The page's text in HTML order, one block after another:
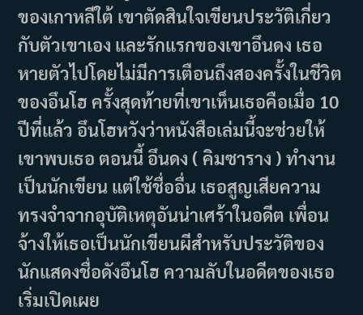
ของเกาหลีใต้ เขาตัดสินใจเขียนประวัติเกี่ยว
กับตัวเขาเอง และรักแรกของเขาอึนดง เธอ
หายตัวไปโดยไม่มีการเตือนถึงสองครั้งในชีวิต
ของอึนโฮ ครั้งสุดท้ายที่เขาเห็นเธอคือเมื่อ 10
ปีที่แล้ว อึนโฮหวังว่าหนังสือเล่มนี้จะช่วยให้
เขาพบเธอ ตอนนี้ อึนดง ( คิมซาราง ) ทำงาน
เป็นนักเขียน แต่ใช้ชื่ออื่น เธอสูญเสียความ
ทรงจำจากอุบัติเหตุอันน่าเศร้าในอดีต เพื่อน
จ้างให้เธอเป็นนักเขียนผีสำหรับประวัติของ
นักแสดงชื่อดังอึนโฮ ความลับในอดีตของเธอ
เริ่มเปิดเผย